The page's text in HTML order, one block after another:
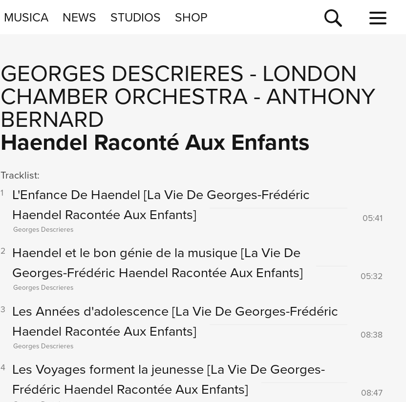
MUSICA NEWS STUDIOS SHOP
GEORGES DESCRIERES - LONDON
CHAMBER ORCHESTRA-ANTHONY
BERNARD
Haendel Raconté Aux Enfants
Tracklist:
1 L'Enfance De Haendel [La Vie De Georges-Frédéric
Haendel Racontée Aux Enfants]
05:41
Georges Descrieres
2 Haendel et le bon génie de la musique[La Vie De
Georges-Frédéric Haendel Racontée Aux Enfants]
05:32
Georges Descrieres
3 Les Années d'adolescence[La Vie De Georges-Frédéric
Haendel Racontée Aux Enfants]
08:38
Georges Descrieres
4 Les Voyages forment la jeunesse[La Vie De Georges-
Frédéric Haendel Racontée Aux Enfants]
08:47
SHOP
NEWS